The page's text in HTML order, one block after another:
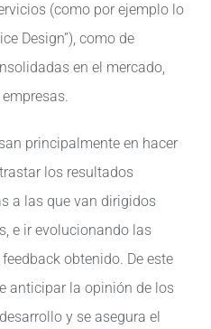
(como por ejemplo lo
Design”), como de
en el mercado,
principalmente en hacer
los resultados
a las que van dirigidos
e ir evolucionando las
obtenido. De este
anticipar la opinión de los
y se asegura el